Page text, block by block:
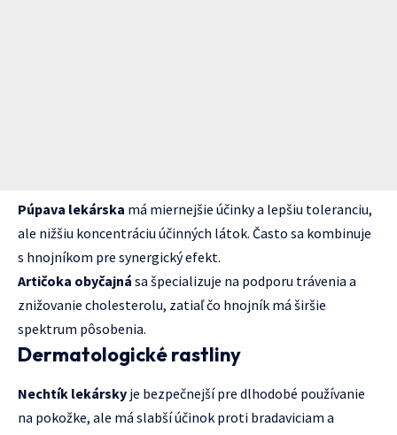
Púpava lekárska má miernejšie účinky a lepšiu toleranciu,
ale nižšiu koncentráciu účinných látok. Často sa kombinuje
s hnojníkom pre synergický efekt.
Artičoka obyčajná sa špecializuje na podporu trávenia a
znižovanie cholesterolu, zatiaľ čo hnojník má širšie
spektrum pôsobenia.
Dermatologické rastliny
Nechtík lekársky je bezpečnejší pre dlhodobé používanie
na pokožke, ale má slabší účinok proti bradaviciam a